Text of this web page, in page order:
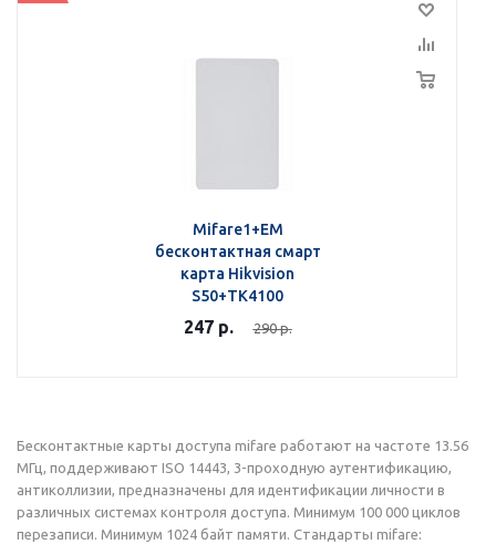
Mifare1+EM
бесконтактная смарт
карта Hikvision
S50+TK4100
247р. 290р.
Бесконтактные карты доступа mifare работают на частоте 13.56
МГц, поддерживают ISO 14443, 3-проходную аутентификацию,
антиколлизии, предназначены для идентификации личности в
различных системах контроля доступа. Минимум 100 000 циклов
перезаписи. Минимум 1024 байт памяти. Стандарты mifare: